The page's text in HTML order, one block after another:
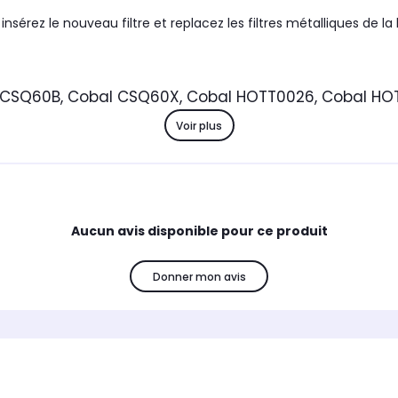
le nouveau filtre et replacez les filtres métalliques de la
de graisse contenues dans l’air. L’air arrive sur le filtre à
dans votre cuisine. Ce filtre à charbon pour hotte de cuisine
Cobal CSQ60X, Cobal HOTT0026, Cobal
Voir plus
Aucun avis disponible pour ce produit
Donner mon avis